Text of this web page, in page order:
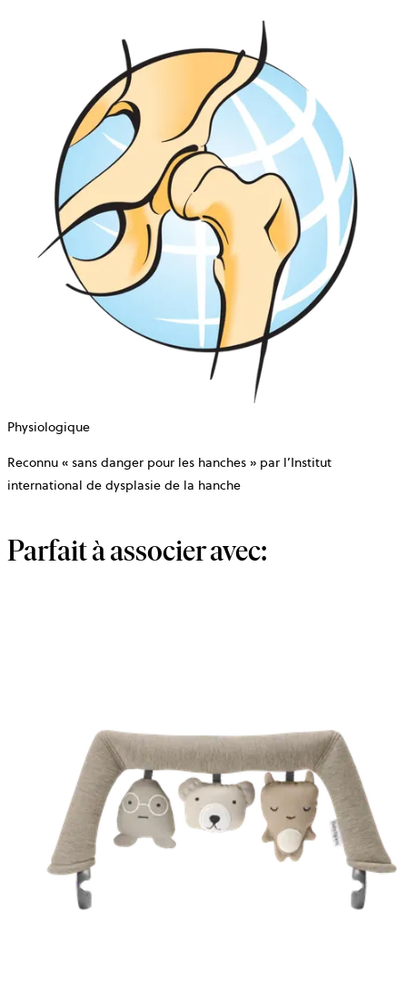
Physiologique
Reconnu « sans danger pour les hanches » par l’Institut
international de dysplasie de la hanche
Parfait à associer avec: